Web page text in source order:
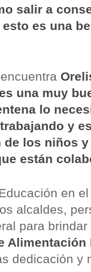
salir a
es una
una muy
lo
y
los niños
están
en
alcaldes,
para
Alimentación
dedicación y